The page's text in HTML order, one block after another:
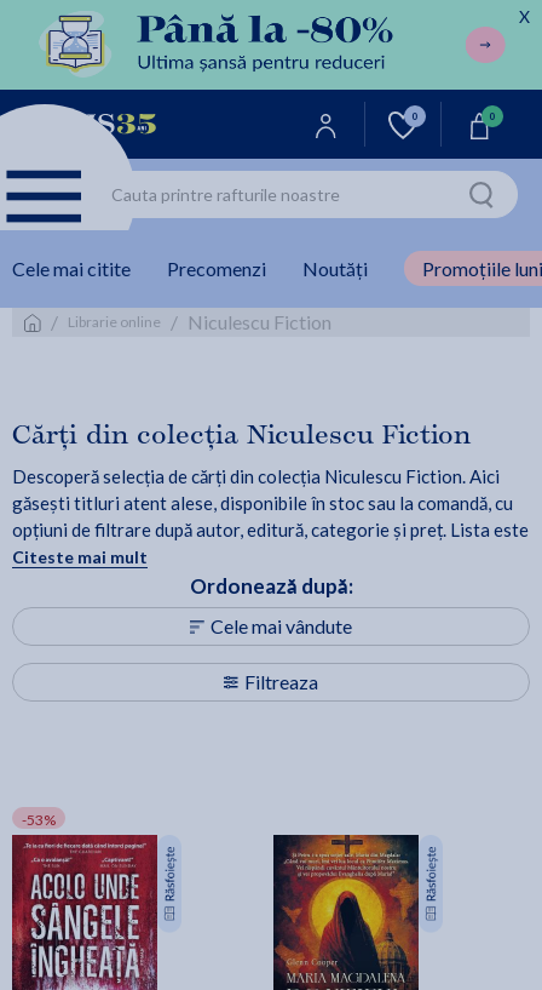
X
0 0
Cele mai citite Precomenzi Noutăți Promoțiile
/ Librarie online / Niculescu Fiction
Cărți din colecția Niculescu Fiction
Descoperă selecția de cărți din colecția Niculescu Fiction. Aici
găsești titluri atent alese, disponibile în stoc sau la comandă, cu
opțiuni de filtrare după autor, editură, categorie și preț. Lista este
actualizată periodic, astfel încât să poți reveni oricând pentru noi
apariții și recomandări.
Citeste mai mult
Filtreaza
Ordonează după:
Cele mai vândute
-53%